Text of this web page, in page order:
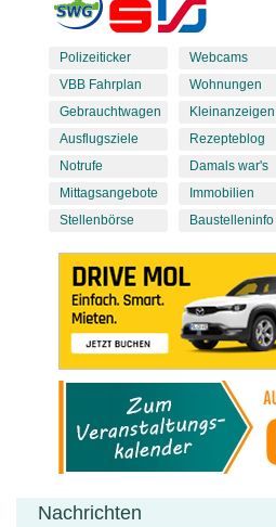
Polizeiticker
VBB Fahrplan
Gebrauchtwagen
Ausflugsziele
Notrufe
Mittagsangebote
Stellenbörse
Webcams
Wohnungen
Kleinanzeigen
Rezepteblog
Damals war's
Immobilien
Baustelleninfo
Nachrichten